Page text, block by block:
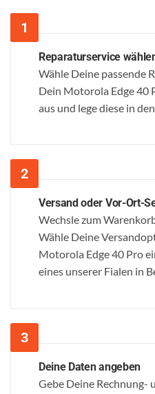
Reparaturservice
Wähle Deine passende
Dein Motorola Edge 40
aus und lege diese in
Versand oder Vor-Ort-
Wechsle zum
Wähle Deine
Motorola Edge 40 Pro
eines unserer Fialen in
Deine Daten angeben
Gebe Deine Rechnung-